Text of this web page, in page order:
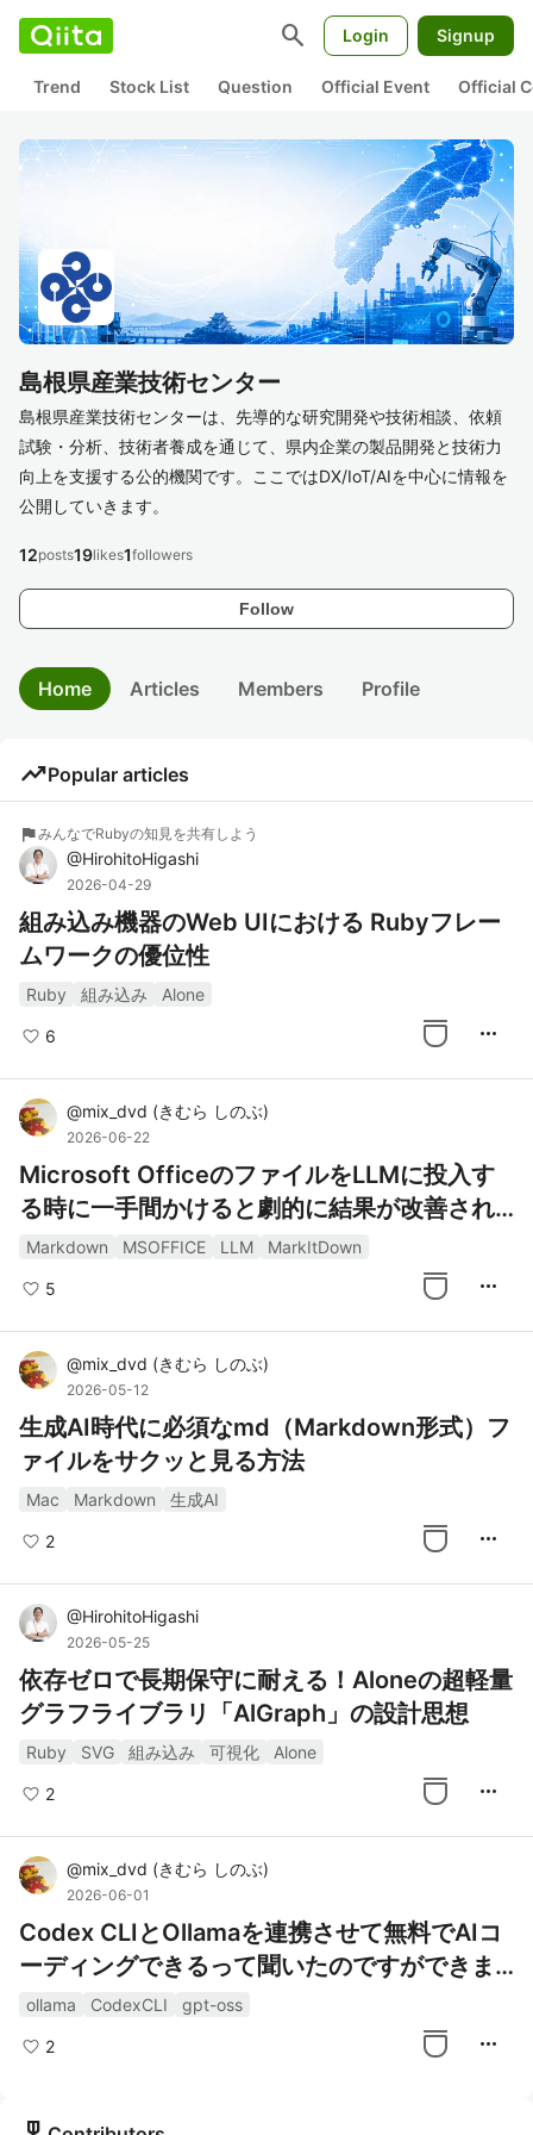
search Login Signup
Trend Stock List Question Official Event Official
島根県産業技術センター
島根県産業技術センターは、先導的な研究開発や技術相談、依頼
試験・分析、技術者養成を通じて、県内企業の製品開発と技術力
向上を支援する公的機関です。ここではDX/IoT/AIを中心に情報を
公開していきます。
Follow
12posts19likes1followers
Home Articles Members Profile
trending_upPopular articles
flagみんなでRubyの知見を共有しよう
@HirohitoHigashi
2026-04-29
組み込み機器のWeb UIにおける Rubyフレー
ムワークの優位性
Ruby 組み込み Alone
6 more_horiz
@mix_dvd (きむら しのぶ)
2026-06-22
Microsoft OfficeのファイルをLLMに投入す
る時に一手間かけると劇的に結果が改善され
るので、その一手間を記事にしてみました
Markdown MSOFFICE LLM MarkItDown
5 more_horiz
@mix_dvd (きむら しのぶ)
2026-05-12
生成AI時代に必須なmd（Markdown形式）フ
ァイルをサクッと見る方法
Mac Markdown 生成AI
2 more_horiz
@HirohitoHigashi
2026-05-25
依存ゼロで長期保守に耐える！Aloneの超軽量
グラフライブラリ「AlGraph」の設計思想
Ruby SVG 組み込み 可視化 Alone
2 more_horiz
@mix_dvd (きむら しのぶ)
2026-06-01
Codex CLIとOllamaを連携させて無料でAIコ
ーディングできるって聞いたのですができま
せんでした...でも最後にはできました😊
ollama CodexCLI gpt-oss
2 more_horiz